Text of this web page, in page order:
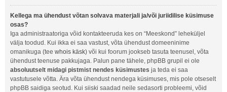
Kellega ma ühendust võtan solvava materjali ja/või juriidilise küsimuse
osas?
Iga administraatoriga võid kontakteeruda kes on “Meeskond” leheküljel
välja toodud. Kui ikka ei saa vastust, võta ühendust domeeninime
omanikuga (tee whois käsk) või kui foorum jookseb tasuta teenusel, võta
ühendust teenuse pakkujaga. Palun pane tähele, phpBB grupil ei ole
absoluutselt midagi pistmist nendes küsimustes ja teda ei saa
vastutusele võtta. Ära võta ühendust nendega küsimuses, mis pole otseselt
phpBB saidiga seotud. Kui siiski saadad neile sedasorti probleemi, võid